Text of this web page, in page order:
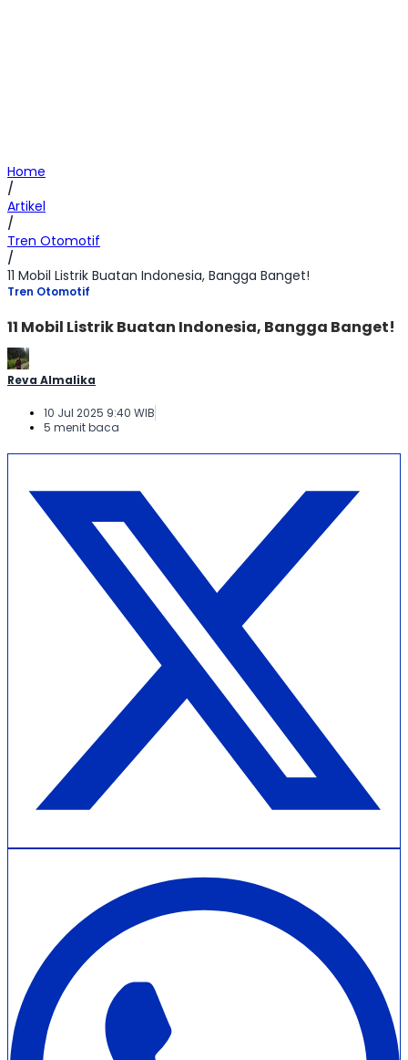
Home
/
Artikel
/
Tren Otomotif
/
11 Mobil Listrik Buatan Indonesia, Bangga Banget!
Tren Otomotif
11 Mobil Listrik Buatan Indonesia, Bangga Banget!
Reva Almalika
10 Jul 2025 9:40 WIB
5 menit baca